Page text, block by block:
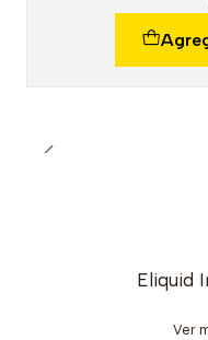
Eliquid
Ver